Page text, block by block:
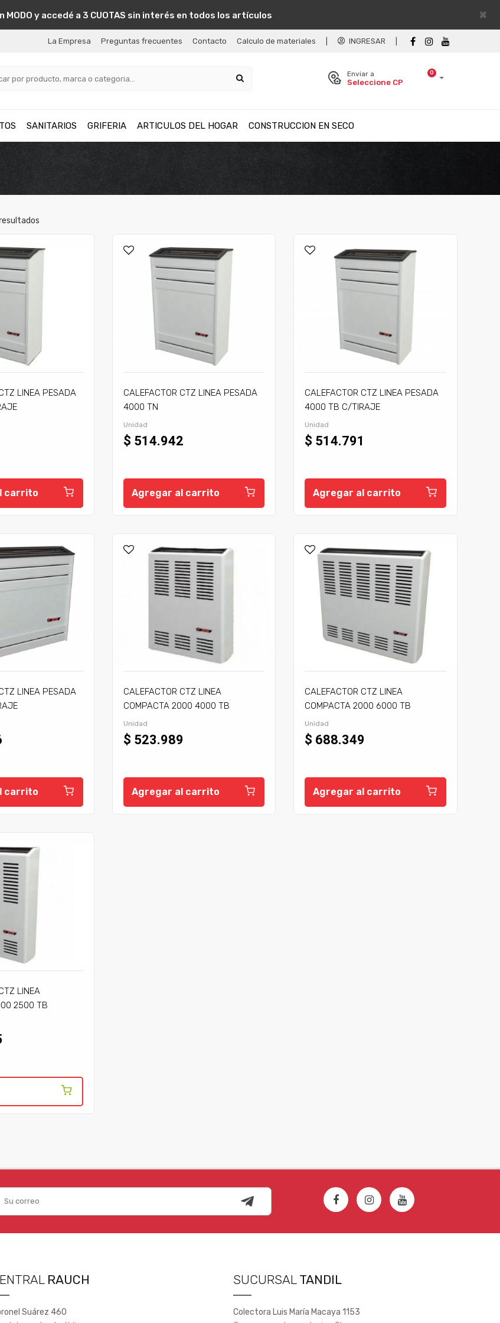
×
MODO y accedé a 3 CUOTAS sin interés en todos los artículos
La Empresa Preguntas frecuentes Contacto Calculo de materiales INGRESAR
0
Enviar a
Seleccione CP
SANITARIOS GRIFERIA ARTICULOS DEL HOGAR CONSTRUCCION EN SECO
LINEA PESADA
carrito
CALEFACTOR CTZ LINEA PESADA
4000 TN
Unidad
$ 514.942
Agregar al carrito
CALEFACTOR CTZ LINEA PESADA
4000 TB C/TIRAJE
Unidad
$ 514.791
Agregar al carrito
LINEA PESADA
carrito
CALEFACTOR CTZ LINEA
COMPACTA 2000 4000 TB
C/TIRAJE
Unidad
$ 523.989
Agregar al carrito
CALEFACTOR CTZ LINEA
COMPACTA 2000 6000 TB
C/TIRAJE
Unidad
$ 688.349
Agregar al carrito
LINEA
2500 TB
RAUCH
Suárez 460
SUCURSAL TANDIL
Colectora Luis María Macaya 1153